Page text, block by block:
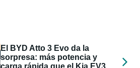
El BYD Atto 3 Evo da la
sorpresa: más potencia y
carga rápida que el Kia EV3